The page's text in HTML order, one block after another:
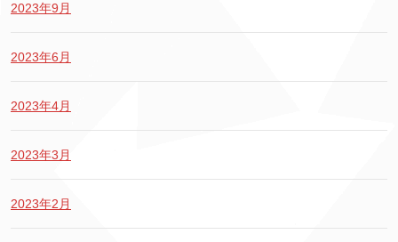
2023年9月
2023年6月
2023年4月
2023年3月
2023年2月